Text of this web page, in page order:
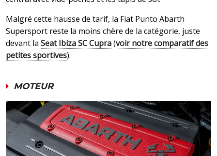
Malgré cette hausse de tarif, la Fiat Punto Abarth
Supersport reste la moins chère de la catégorie, juste
devant la Seat Ibiza SC Cupra(voir notre comparatif des
petites sportives).
MOTEUR